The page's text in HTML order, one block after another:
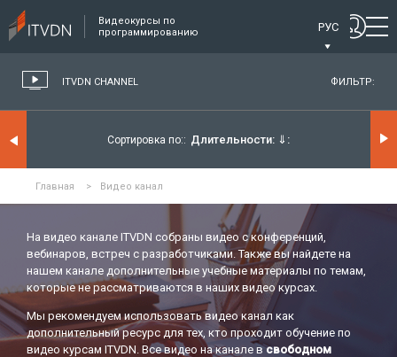
Видеокурсы по
программированию
РУС
ITVDN CHANNEL ФИЛЬТР:
Сортировка по: Длительности: ⇓
Главная > Видео канал
На видео канале ITVDN собраны видео с конференций,
вебинаров, встреч с разработчиками. Также вы найдете на
нашем канале дополнительные учебные материалы по темам,
которые не рассматриваются в наших видео курсах.
Мы рекомендуем использовать видео канал как
дополнительный ресурс для тех, кто проходит обучение по
видео курсам ITVDN. Все видео на канале всвободном